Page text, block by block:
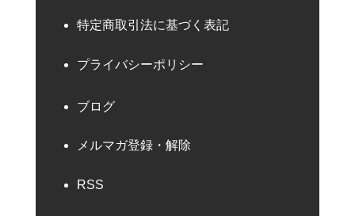
特定商取引法に基づく表記
プライバシーポリシー
ブログ
メルマガ登録・解除
RSS